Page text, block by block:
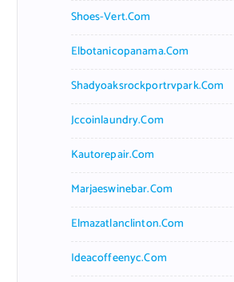
Shoes-Vert.com
Elbotanicopanama.com
Shadyoaksrockportrvpark.com
Jccoinlaundry.com
Kautorepair.com
Marjaeswinebar.com
Elmazatlanclinton.com
Ideacoffeenyc.com